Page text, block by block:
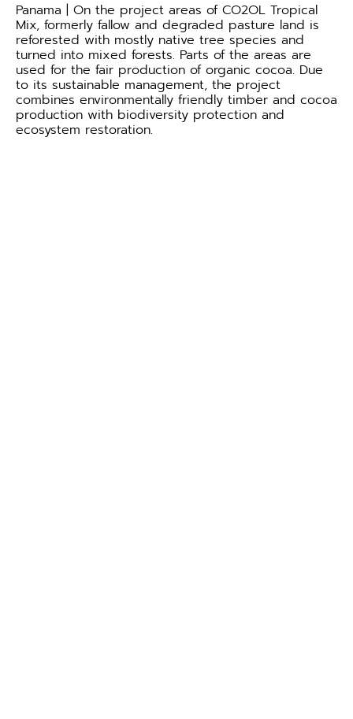
Panama | On the project areas of CO2OL Tropical
Mix, formerly fallow and degraded pasture land is
reforested with mostly native tree species and
turned into mixed forests. Parts of the areas are
used for the fair production of organic cocoa. Due
to its sustainable management, the project
combines environmentally friendly timber and cocoa
production with biodiversity protection and
ecosystem restoration.